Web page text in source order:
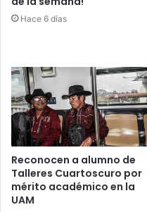
Hace 6 días
Reconocen a alumno de
Talleres Cuartoscuro por
mérito académico en la
UAM